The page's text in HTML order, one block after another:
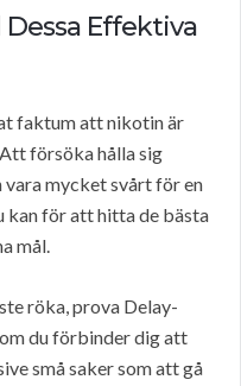
Effektiva
faktum att nikotin är
försöka hålla sig
mycket svårt för en
kan för att hitta de bästa
mål.
röka, prova Delay-
du förbinder dig att
små saker som att gå